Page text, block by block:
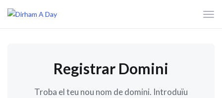
Registrar Domini
Troba el teu nou nom de domini. Introduïu